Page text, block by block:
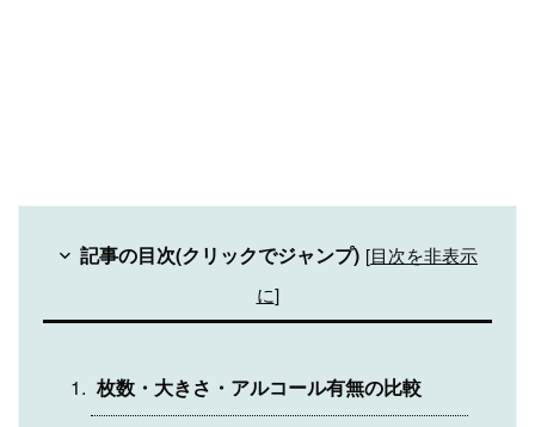
記事の目次(クリックでジャンプ) [目次を非表示
に]
枚数・大きさ・アルコール有無の比較